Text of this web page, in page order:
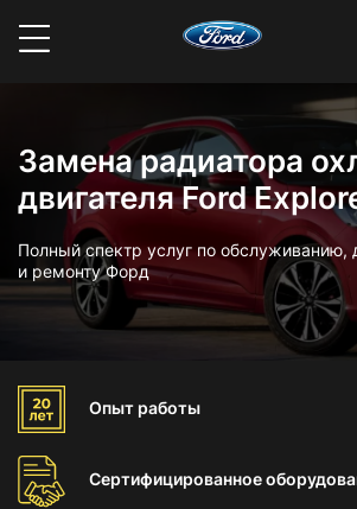
Замена радиатора
двигателя Ford
Полный спектр услуг по обслуживанию,
и ремонту Форд
Опыт работы
Сертифицированное